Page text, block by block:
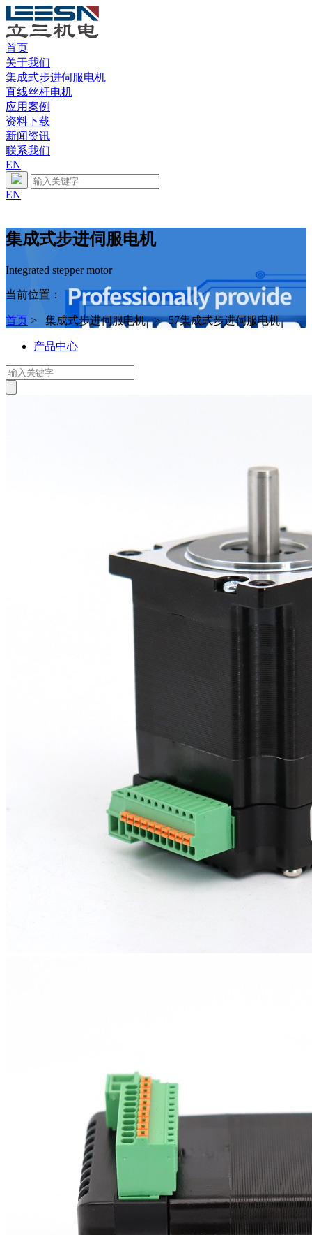
首页
关于我们
集成式步进伺服电机
直线丝杆电机
应用案例
资料下载
新闻资讯
联系我们
EN
EN
集成式步进伺服电机
Integrated stepper motor
当前位置：
首页 > 集成式步进伺服电机 > 57集成式步进伺服电机
产品中心